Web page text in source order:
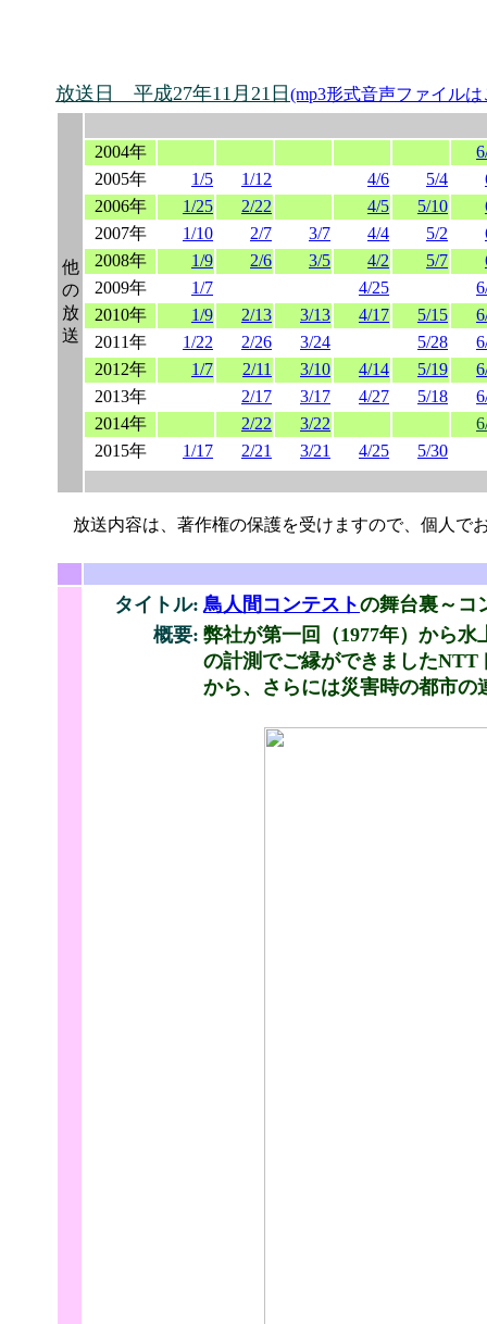
放送日 平成27年11月21日 (mp3形式音声ファイル
他
の
放
送
2004年
2005年
1/5 1/12 4/6 5/4
2006年
1/25 2/22 4/5 5/10
2007年
1/10 2/7 3/7 4/4 5/2
2008年
1/9 2/6 3/5 4/2 5/7
2009年
1/7 4/25
2010年
1/9 2/13 3/13 4/17 5/15
2011年
1/22 2/26 3/24 5/28
2012年
1/7 2/11 3/10 4/14 5/19
2013年
2/17 3/17 4/27 5/18
2014年
2/22 3/22
2015年
1/17 2/21 3/21 4/25 5/30
放送内容は、著作権の保護を受けますので、個人で
タイトル: 鳥人間コンテストの舞台裏～コ
概要: 弊社が第一回（1977年）から
の計測でご縁ができましたNTT
から、さらには災害時の都市